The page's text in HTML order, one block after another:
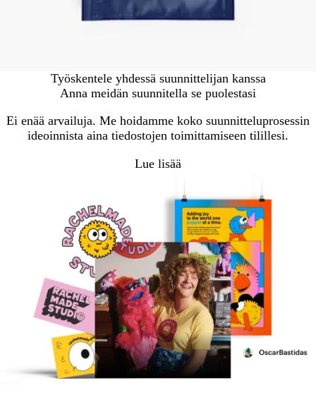
Työskentele yhdessä suunnittelijan kanssa
Anna meidän suunnitella se puolestasi
Ei enää arvailuja. Me hoidamme koko suunnitteluprosessin
ideoinnista aina tiedostojen toimittamiseen tilillesi.
Lue lisää